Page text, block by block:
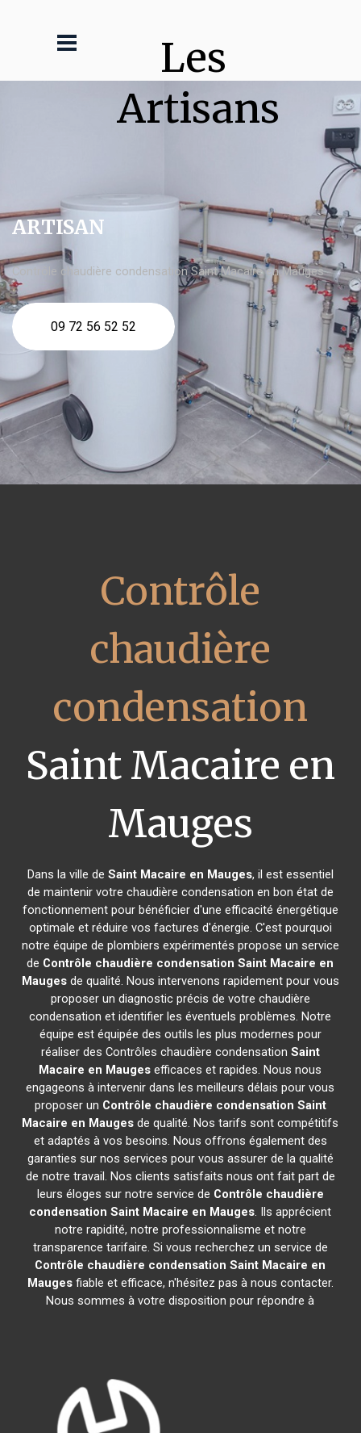
Les
Artisans
ARTISAN
Contrôle chaudière condensation Saint Macaire en Mauges
09 72 56 52 52
Contrôle
chaudière
condensation
Saint Macaire en
Mauges
Dans la ville de Saint Macaire en Mauges, il est essentiel
de maintenir votre chaudière condensation en bon état de
fonctionnement pour bénéficier d'une efficacité énergétique
optimale et réduire vos factures d'énergie. C'est pourquoi
notre équipe de plombiers expérimentés propose un service
de Contrôle chaudière condensation Saint Macaire en
Maugesde qualité. Nous intervenons rapidement pour vous
proposer un diagnostic précis de votre chaudière
condensation et identifier les éventuels problèmes. Notre
équipe est équipée des outils les plus modernes pour
réaliser des Contrôles chaudière condensation Saint
Macaire en Mauges efficaces et rapides. Nous nous
engageons à intervenir dans les meilleurs délais pour vous
proposer un Contrôle chaudière condensation Saint
Macaire en Mauges de qualité. Nos tarifs sont compétitifs
et adaptés à vos besoins. Nous offrons également des
garanties sur nos services pour vous assurer de la qualité
de notre travail. Nos clients satisfaits nous ont fait part de
leurs éloges sur notre service de Contrôle chaudière
condensation Saint Macaire en Mauges. Ils apprécient
notre rapidité, notre professionnalisme et notre
transparence tarifaire. Si vous recherchez un service de
Contrôle chaudière condensation Saint Macaire en
Maugesfiable et efficace, n'hésitez pas à nous contacter.
Nous sommes à votre disposition pour répondre à